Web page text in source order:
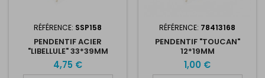
RÉFÉRENCE: SSP158
PENDENTIF ACIER
"LIBELLULE" 33*39MM
4,75 €
RÉFÉRENCE: 78413168
PENDENTIF "TOUCAN"
12*19MM
1,00 €